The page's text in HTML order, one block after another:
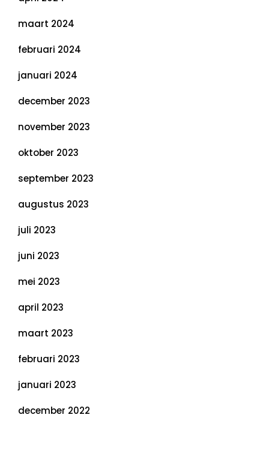
maart 2024
februari 2024
januari 2024
december 2023
november 2023
oktober 2023
september 2023
augustus 2023
juli 2023
juni 2023
mei 2023
april 2023
maart 2023
februari 2023
januari 2023
december 2022